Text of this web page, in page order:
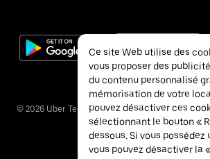
© 2026 Uber Technologies Inc.
Ce site Web utilise des
vous proposer des
du contenu personnalisé
mémorisation de votre
pouvez désactiver ces
sélectionnant le bouton «
dessous. Si vous possédez
vous pouvez désactiver la